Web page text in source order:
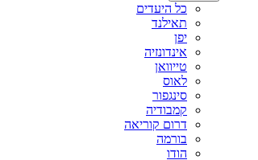
כל היעדים
תאילנד
יפן
אינדונזיה
טייוואן
לאוס
סינגפור
קמבודיה
דרום קוריאה
בורמה
הודו